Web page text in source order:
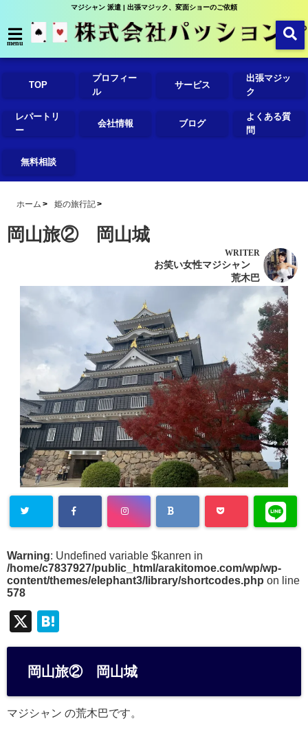
マジシャン 派遣 | 出張マジック、変面ショーのご依頼
menu
TOP
プロフィー
ル
サービス
出張マジッ
ク
レパートリ
ー
会社情報 ブログ
よくある質
問
無料相談
ホーム 姫の旅行記
岡山旅② 岡山城
WRITER
お笑い女性マジシャン
荒木巴
Warning: Undefined variable $kanren in
/home/c7837927/public_html/arakitomoe.com/wp/wp-
content/themes/elephant3/library/shortcodes.php on line
578
X
at
e
a
岡山旅② 岡山城
マジシャン の荒木巴です。